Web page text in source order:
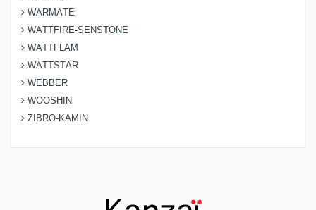
WARMATE
WATTFIRE-SENSTONE
WATTFLAM
WATTSTAR
WEBBER
WOOSHIN
ZIBRO-KAMIN